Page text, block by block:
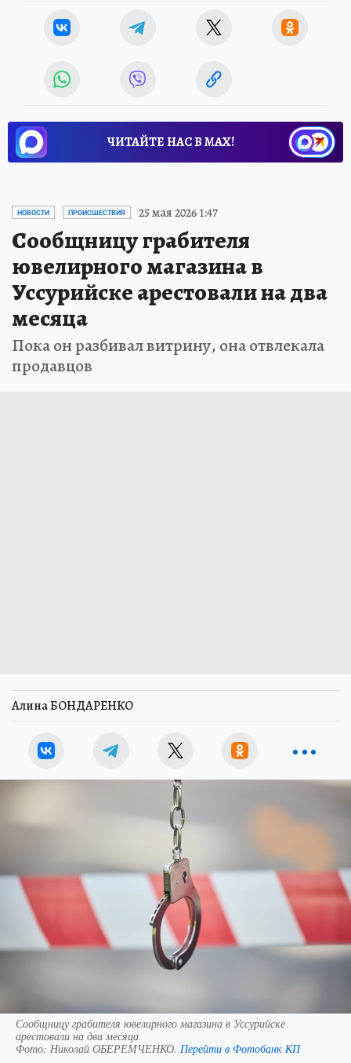
ЧИТАЙТЕ НАС В МАХ!
НОВОСТИ ПРОИСШЕСТВИЯ 25 мая 2026 1:47
Сообщницу грабителя
ювелирного магазина в
Уссурийске арестовали на два
месяца
Пока он разбивал витрину, она отвлекала
продавцов
Алина БОНДАРЕНКО
Сообщницу грабителя ювелирного магазина в Уссурийске
арестовали на два месяца
Фото: Николай ОБЕРЕМЧЕНКО. Перейти в Фотобанк КП